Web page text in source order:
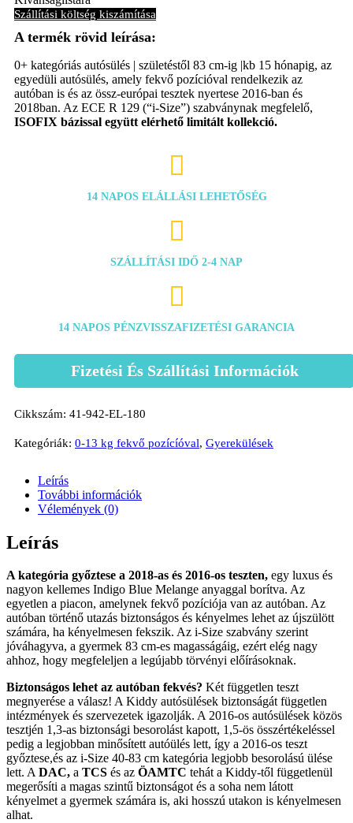
0+ kategóriás autósülés | születéstől 83 cm-ig |kb 15 hónapig, az
egyedüli autósülés, amely fekvő pozícióval rendelkezik az
autóban is és az össz-európai tesztek nyertese 2016-ban és
2018ban. Az ECE R 129 (“i-Size”) szabványnak megfelelő,
ISOFIX bázissal együtt elérhető limitált kollekció.
Grey
Szállítási költség kiszámítása

14 NAPOS ELÁLLÁSI LEHETŐSÉG

SZÁLLÍTÁSI IDŐ 2-4 NAP

14 NAPOS PÉNZVISSZAFIZETÉSI GARANCIA
Fizetési És Szállítási Információk
Cikkszám: 41-942-EL-180
Kategóriák: 0-13 kg fekvő pozícíóval, Gyerekülések
Leírás
További információk
Vélemények (0)
Leírás
A kategória győztese a 2018-as és 2016-os teszten, egy luxus és
nagyon kellemes Indigo Blue Melange anyaggal borítva. Az
egyetlen a piacon, amelynek fekvő pozíciója van az autóban. Az
autóban történő utazás biztonságos és kényelmes lehet az újszülött
számára, ha kényelmesen fekszik. Az i-Size szabvány szerint
jóváhagyva, a gyermek 83 cm-es magasságáig, ezért elég nagy
ahhoz, hogy megfeleljen a legújabb törvényi előírásoknak.
Biztonságos lehet az autóban fekvés? Két független teszt
megnyerése a válasz! A Kiddy autósülések biztonságát független
intézmények és szervezetek igazolják. A 2016-os autósülések közös
tesztjén 1,3-as biztonsági besorolást kapott, 1,5-ös összértékeléssel
pedig a legjobban minősített autóülés lett, így a 2016-os teszt
győztese,és az i-Size 40-83 cm kategória legjobb besorolású ülése
lett. ADAC, a TCS és az ÖAMTC tehát a Kiddy-től függetlenül
megerősíti a magas szintű biztonságot és a soha nem látott
kényelmet a gyermek számára is, aki hosszú utakon is kényelmesen
alhat.